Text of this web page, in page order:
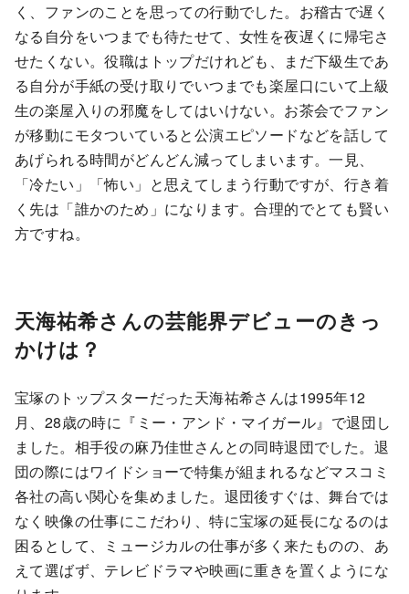
く、ファンのことを思っての行動でした。お稽古で遅く
なる自分をいつまでも待たせて、女性を夜遅くに帰宅さ
せたくない。役職はトップだけれども、まだ下級生であ
る自分が手紙の受け取りでいつまでも楽屋口にいて上級
生の楽屋入りの邪魔をしてはいけない。お茶会でファン
が移動にモタついていると公演エピソードなどを話して
あげられる時間がどんどん減ってしまいます。一見、
「冷たい」「怖い」と思えてしまう行動ですが、行き着
く先は「誰かのため」になります。合理的でとても賢い
方ですね。
天海祐希さんの芸能界デビューのきっ
かけは？
宝塚のトップスターだった天海祐希さんは1995年12
月、28歳の時に『ミー・アンド・マイガール』で退団し
ました。相手役の麻乃佳世さんとの同時退団でした。退
団の際にはワイドショーで特集が組まれるなどマスコミ
各社の高い関心を集めました。退団後すぐは、舞台では
なく映像の仕事にこだわり、特に宝塚の延長になるのは
困るとして、ミュージカルの仕事が多く来たものの、あ
えて選ばず、テレビドラマや映画に重きを置くようにな